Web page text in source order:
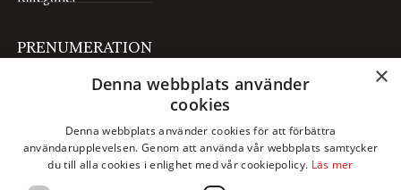
PRENUMERATION
FÖLJ OSS
×
Denna webbplats använder
cookies
Denna webbplats använder cookies för att förbättra
användarupplevelsen. Genom att använda vår webbplats samtycker
du till alla cookies i enlighet med vår cookiepolicy. Läs mer